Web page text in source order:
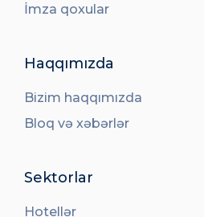
İmza qoxular
Haqqımızda
Bizim haqqımızda
Bloq və xəbərlər
Sektorlar
Hotellər